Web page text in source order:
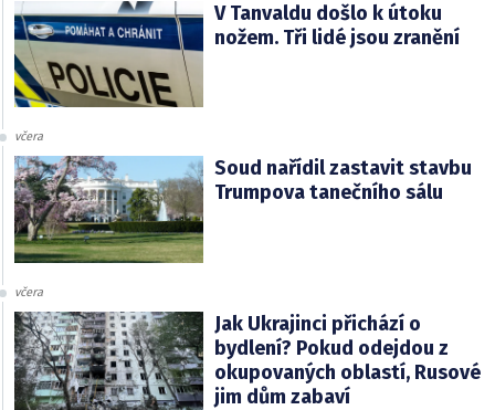
V Tanvaldu došlo k útoku
nožem. Tři lidé jsou zranění
včera
Soud nařídil zastavit stavbu
Trumpova tanečního sálu
včera
Jak Ukrajinci přichází o
bydlení? Pokud odejdou z
okupovaných oblastí, Rusové
jim dům zabaví